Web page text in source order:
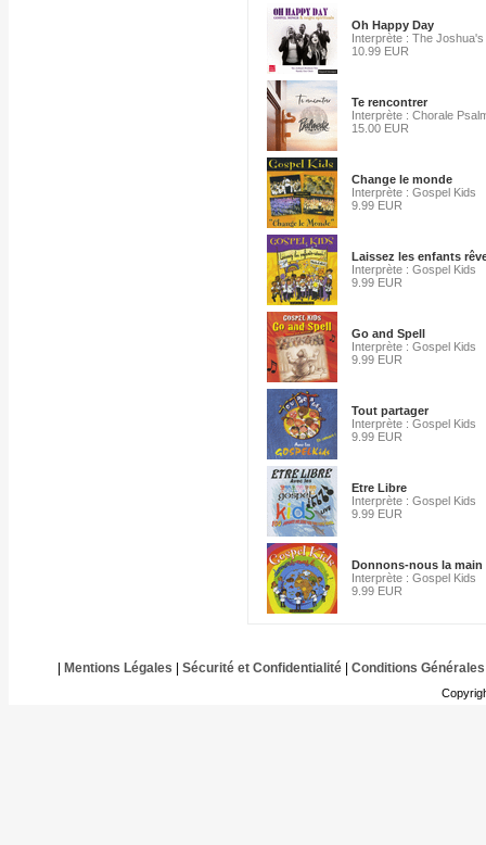
Oh Happy Day
Interprète : The
10.99 EUR
Te rencontrer
Interprète : Chorale
15.00 EUR
Change le monde
Interprète : Gospel Kids
9.99 EUR
Laissez les enfants
Interprète : Gospel Kids
9.99 EUR
Go and Spell
Interprète : Gospel Kids
9.99 EUR
Tout partager
Interprète : Gospel Kids
9.99 EUR
Etre Libre
Interprète : Gospel Kids
9.99 EUR
Donnons-nous la main
Interprète : Gospel Kids
9.99 EUR
Mentions Légales Sécurité et Confidentialité| Conditions Générales